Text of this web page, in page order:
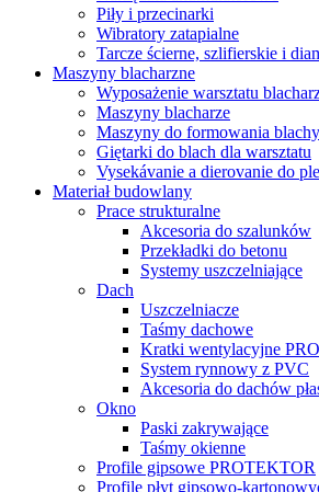
Piły i przecinarki
Wibratory zatapialne
Tarcze ścierne, szlifierskie i
Maszyny blacharzne
Wyposażenie warsztatu
Maszyny blacharze
Maszyny do formowania
Giętarki do blach dla warsztatu
Vysekávanie a dierovanie do
Materiał budowlany
Prace strukturalne
Akcesoria do szalunków
Przekładki do betonu
Systemy uszczelniające
Dach
Uszczelniacze
Taśmy dachowe
Kratki wentylacyjne
System rynnowy z PVC
Akcesoria do dachów
Okno
Paski zakrywające
Taśmy okienne
Profile gipsowe PROTEKTOR
Profile płyt gipsowo-